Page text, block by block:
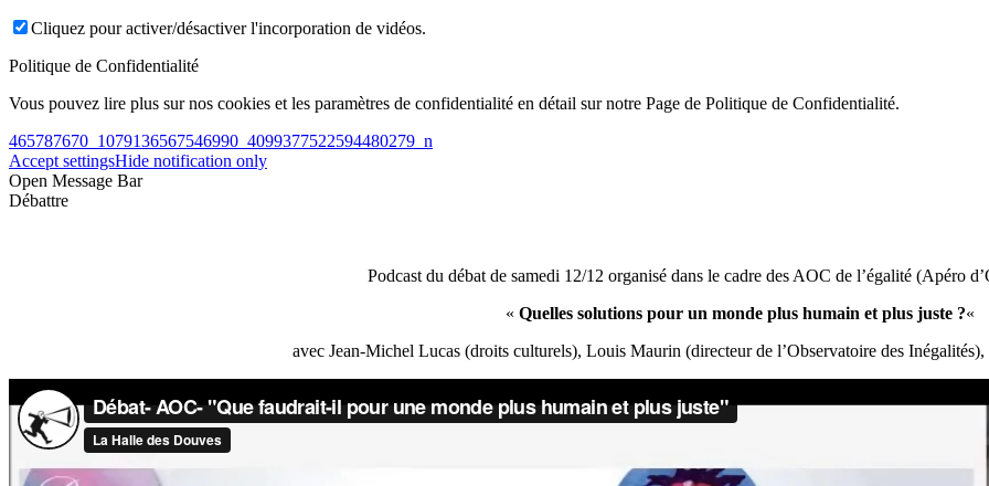
Cliquez pour activer/désactiver l'incorporation de vidéos.
Politique de Confidentialité
Vous pouvez lire plus sur nos cookies et les paramètres de confidentialité en détail sur notre Page de Politique de Confidentialité.
465787670_1079136567546990_4099377522594480279_n
Accept settingsHide notification only
Open Message Bar
Débattre
Podcast du débat de samedi 12/12 organisé dans le cadre des AOC de l’égalité (Apéro
« Quelles solutions pour un monde plus humain et plus juste ?«
avec Jean-Michel Lucas (droits culturels), Louis Maurin (directeur de l’Observatoire des